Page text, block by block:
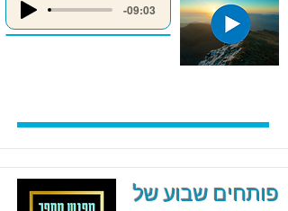
-09:03
פותחים שבוע של